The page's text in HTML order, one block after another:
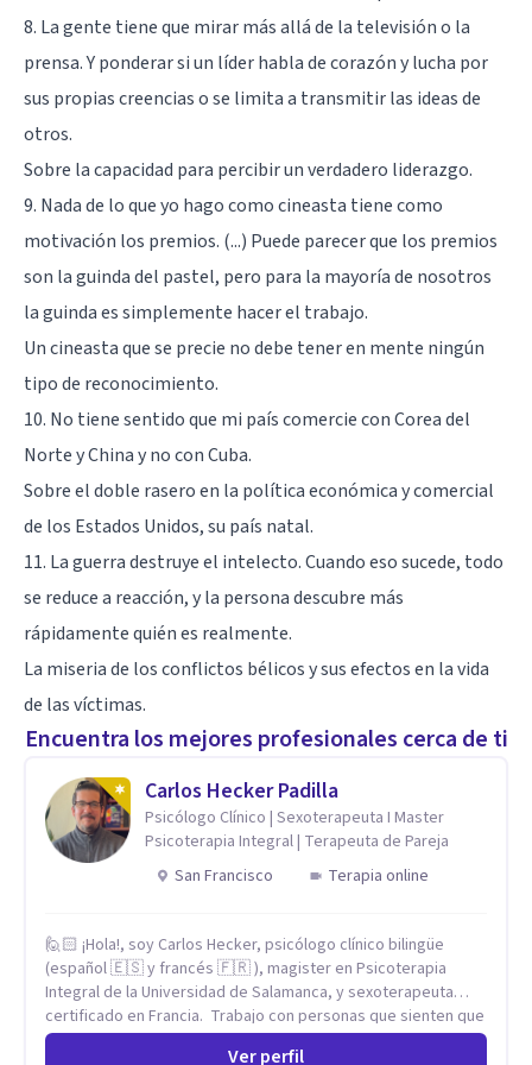
8. La gente tiene que mirar más allá de la televisión o la
prensa. Y ponderar si un líder habla de corazón y lucha por
sus propias creencias o se limita a transmitir las ideas de
otros.
Sobre la capacidad para percibir un verdadero liderazgo.
9. Nada de lo que yo hago como cineasta tiene como
motivación los premios. (...) Puede parecer que los premios
son la guinda del pastel, pero para la mayoría de nosotros
la guinda es simplemente hacer el trabajo.
Un cineasta que se precie no debe tener en mente ningún
tipo de reconocimiento.
10. No tiene sentido que mi país comercie con Corea del
Norte y China y no con Cuba.
Sobre el doble rasero en la política económica y comercial
de los Estados Unidos, su país natal.
11. La guerra destruye el intelecto. Cuando eso sucede, todo
se reduce a reacción, y la persona descubre más
rápidamente quién es realmente.
La miseria de los conflictos bélicos y sus efectos en la vida
de las víctimas.
Encuentra los mejores profesionales cerca de ti
Carlos Hecker Padilla
Psicólogo Clínico | Sexoterapeuta I Master
Psicoterapia Integral | Terapeuta de Pareja
San Francisco
Terapia online
🙋🏻 ¡Hola!, soy Carlos Hecker, psicólogo clínico bilingüe
(español 🇪🇸 y francés 🇫🇷 ), magister en Psicoterapia
Integral de la Universidad de Salamanca, y sexoterapeuta
certificado en Francia. Trabajo con personas que sienten que
algo en su vida dejó de calzar: ansiedad que se desborda,
Ver perfil